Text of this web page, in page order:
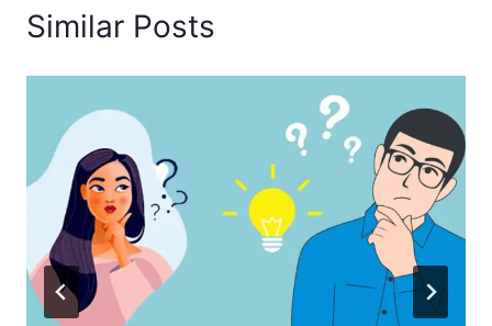
Similar Posts